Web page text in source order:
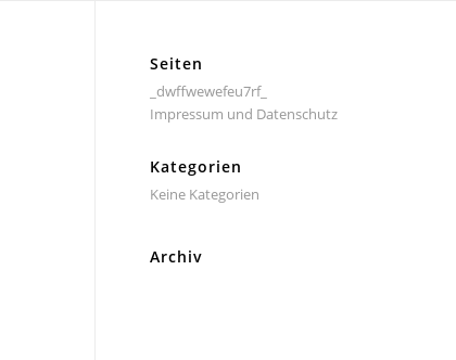
Seiten
_dwffwewefeu7rf_
Impressum und Datenschutz
Kategorien
Keine Kategorien
Archiv